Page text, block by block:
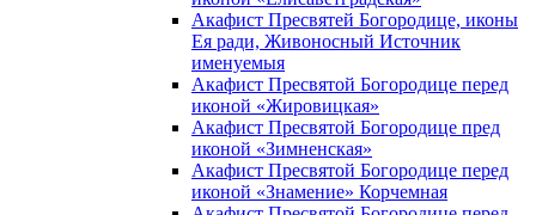
Акафист Пресвятей Богородице, иконы
Ея ради, Живоносный Источник
именуемыя
Акафист Пресвятой Богородице перед
иконой «Жировицкая»
Акафист Пресвятой Богородице пред
иконой «Зимненская»
Акафист Пресвятой Богородице перед
иконой «Знамение» Корчемная